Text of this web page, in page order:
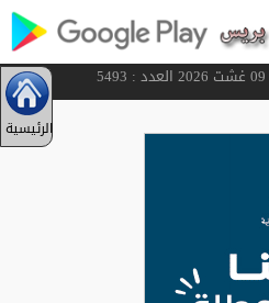
الرئيسية